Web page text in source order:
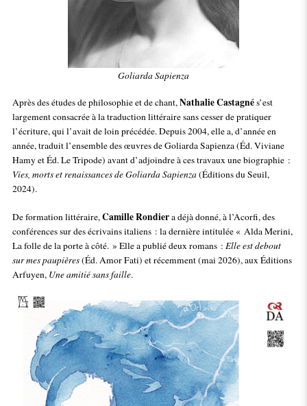
Goliarda Sapienza
Après des études de philosophie et de chant,Nathalie Castagnés’est
largement consacrée à la traduction littéraire sans cesser de pratiquer
l’écriture, qui l’avait de loin précédée. Depuis 2004, elle a, d’année en
année, traduit l’ensemble des œuvres de Goliarda Sapienza (Éd. Viviane
Hamy et Éd. Le Tripode) avant d’adjoindre à ces travaux une biographie :
Vies, morts et renaissances de Goliarda Sapienza(Éditions du Seuil,
2024).
De formation littéraire,Camille Rondiera déjà donné, à l’Acorfi, des
conférences sur des écrivains italiens : la dernière intitulée « Alda Merini,
La folle de la porte à côté. » Elle a publié deux romans :Elle est debout
sur mes paupières(Éd. Amor Fati) et récemment (mai 2026), aux Éditions
Arfuyen, Une amitié sans faille.